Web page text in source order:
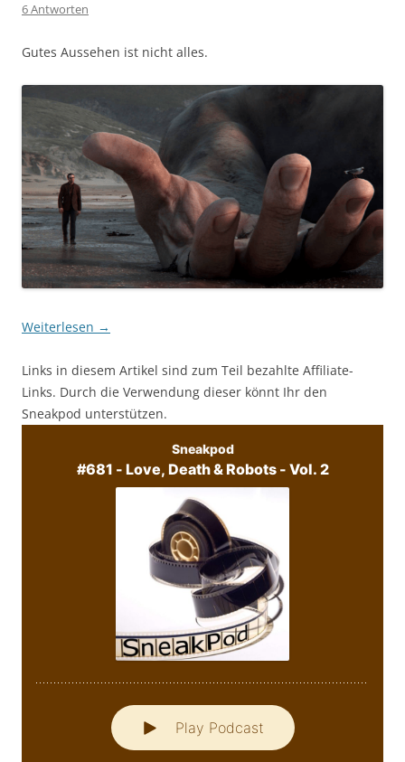
6 Antworten
Gutes Aussehen ist nicht alles.
Weiterlesen →
Links in diesem Artikel sind zum Teil bezahlte Affiliate-
Links. Durch die Verwendung dieser könnt Ihr den
Sneakpod unterstützen.